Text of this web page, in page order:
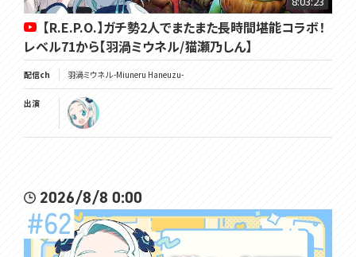
【R.E.P.O.】ガチ勢2人でまたまた長時間堪能コラボ！
レベル71から【羽渦ミウネル/猫瀬乃しん】
配信ch 羽渦ミウネル -Miuneru Haneuzu-
出演
2026/8/8 0:00